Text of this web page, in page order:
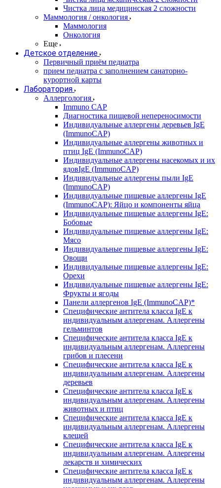
Чистка лица медицинская 2 сложности
Маммология / онкология
Маммология
Онкология
Еще
Детское отделение
Первичный приём педиатра
прием педиатра с заполнением санаторно-
курортной карты
Лаборатория
Аллергология
Immuno CAP
Диагностика пищевой непереносимости
Индивидуальные аллергены деревьев IgE
(ImmunoCAP)
Индивидуальные аллергены животных и
птиц IgE (ImmunoCAP)
Индивидуальные аллергены насекомых и их
ядовIgE (ImmunoCAP)
Индивидуальные аллергены пыли IgE
(ImmunoCAP)
Индивидуальные пищевые аллергены IgE
(ImmunoCAP): Яйцо и компоненты яйца
Индивидуальные пищевые аллергены IgE:
Бобовые
Индивидуальные пищевые аллергены IgE:
Мясо
Индивидуальные пищевые аллергены IgE:
Овощи
Индивидуальные пищевые аллергены IgE:
Орехи
Индивидуальные пищевые аллергены IgE:
Фрукты и ягоды
Панели аллергенов IgE (ImmunoCAP)*
Специфические антитела класса IgE к
индивидуальным аллергенам. Аллергены
гельминтов
Специфические антитела класса IgE к
индивидуальным аллергенам. Аллергены
грибов и плесени
Специфические антитела класса IgE к
индивидуальным аллергенам. Аллергены
деревьев
Специфические антитела класса IgE к
индивидуальным аллергенам. Аллергены
животных и птиц
Специфические антитела класса IgE к
индивидуальным аллергенам. Аллергены
клещей
Специфические антитела класса IgE к
индивидуальным аллергенам. Аллергены
лекарств и химических
Специфические антитела класса IgE к
индивидуальным аллергенам. Аллергены